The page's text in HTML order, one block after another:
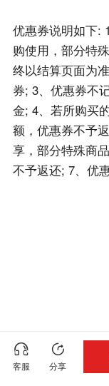
优惠券说明如下:
购使用，部分特
终以结算页面为
券; 3、优惠券不
金; 4、若所购买
额，优惠券不予
享，部分特殊商
不予返还; 7、优
客服 分享